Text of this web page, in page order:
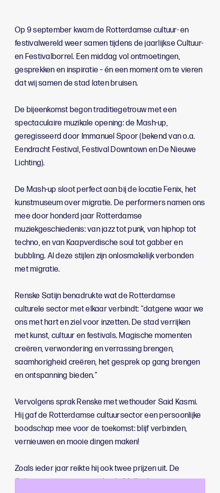
Op 9 september kwam de Rotterdamse cultuur- en
festivalwereld weer samen tijdens de jaarlijkse Cultuur-
en Festivalborrel. Een middag vol ontmoetingen,
gesprekken en inspiratie – én een moment om te vieren
dat wij samen de stad laten bruisen.
De bijeenkomst begon traditiegetrouw met een
spectaculaire muzikale opening: de Mash-up,
geregisseerd door Immanuel Spoor (bekend van o.a.
Eendracht Festival, Festival Downtown en De Nieuwe
Lichting).
De Mash-up sloot perfect aan bij de locatie Fenix, het
kunstmuseum over migratie. De performers namen ons
mee door honderd jaar Rotterdamse
muziekgeschiedenis: van jazz tot punk, van hiphop tot
techno, en van Kaapverdische soul tot gabber en
bubbling. Al deze stijlen zijn onlosmakelijk verbonden
met migratie.
Renske Satijn benadrukte wat de Rotterdamse
culturele sector met elkaar verbindt: "datgene waar we
ons met hart en ziel voor inzetten. De stad verrijken
met kunst, cultuur en festivals. Magische momenten
creëren, verwondering en verrassing brengen,
saamhorigheid creëren, het gesprek op gang brengen
en ontspanning bieden.”
Vervolgens sprak Renske met wethouder Said Kasmi.
Hij gaf de Rotterdamse cultuursector een persoonlijke
boodschap mee voor de toekomst: blijf verbinden,
vernieuwen en mooie dingen maken!
Zoals ieder jaar reikte hij ook twee prijzen uit. De
Cultuurpenning ging naar Linda Malherbe,